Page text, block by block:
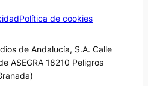
Política de cookies
de Andalucía, S.A. Calle
ASEGRA 18210 Peligros